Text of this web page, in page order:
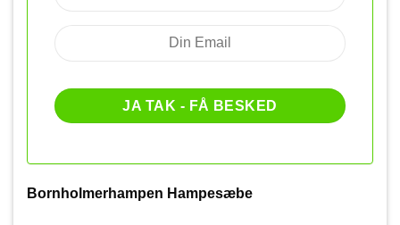
Bornholmerhampen Hampesæbe